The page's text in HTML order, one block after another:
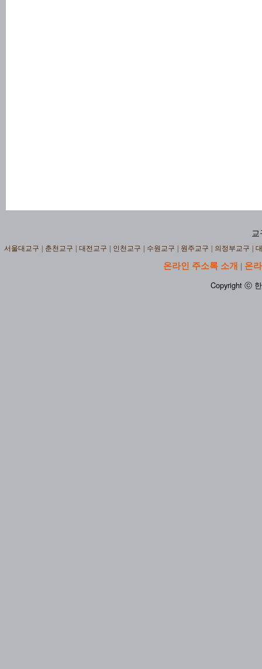
교
서울대교구 춘천교구 대전교구 인천교구 수원교구 원주교구 의정부교구
온라인 주소록 소개 | 온
Copyright ⓒ